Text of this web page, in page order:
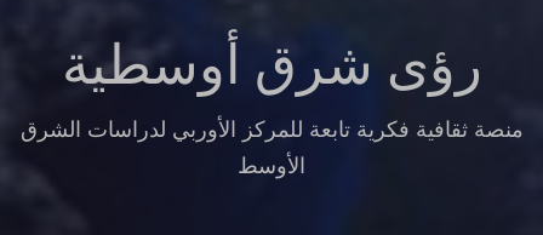
رؤى شرق أوسطية
منصة ثقافية فكرية تابعة للمركز الأوربي لدراسات الشرق
الأوسط